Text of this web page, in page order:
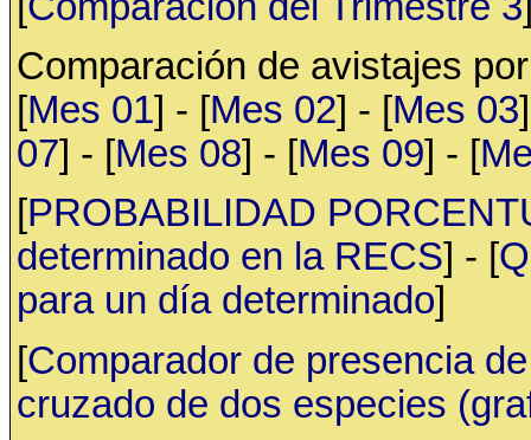
Comparación de avistajes
[Mes 01] - [Mes 02] - [Mes 03
07] - [Mes 08] - [Mes 09] - [
[PROBABILIDAD
determinado en la RECS] - [
para un día determinado]
[Comparador de presencia
cruzado de dos especies